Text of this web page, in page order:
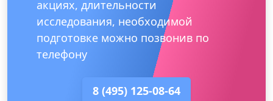
акциях, длительности
исследования, необходимой
подготовке можно позвонив по
телефону
8 (495) 125-08-64